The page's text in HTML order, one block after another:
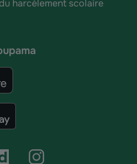
harcèlement scolaire